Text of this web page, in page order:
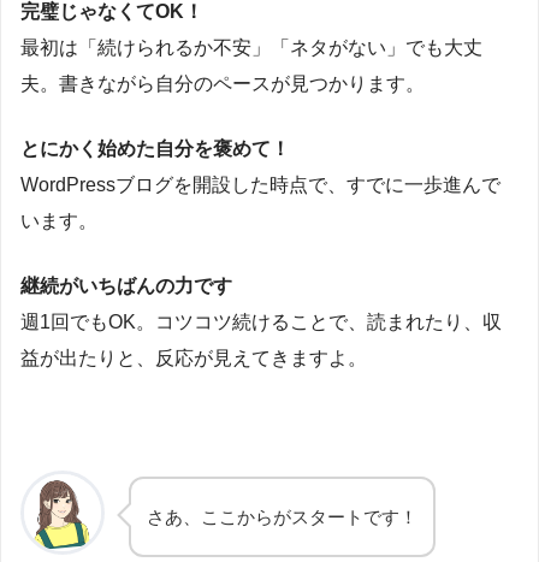
完璧じゃなくてOK！
最初は「続けられるか不安」「ネタがない」でも大丈
夫。書きながら自分のペースが見つかります。
とにかく始めた自分を褒めて！
WordPressブログを開設した時点で、すでに一歩進んで
います。
継続がいちばんの力です
週1回でもOK。コツコツ続けることで、読まれたり、収
益が出たりと、反応が見えてきますよ。
さあ、ここからがスタートです！